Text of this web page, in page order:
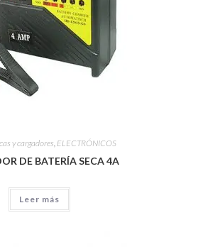
y cargadores ELECTRÓNICOS
DE BATERÍA SECA 4A
Leer más